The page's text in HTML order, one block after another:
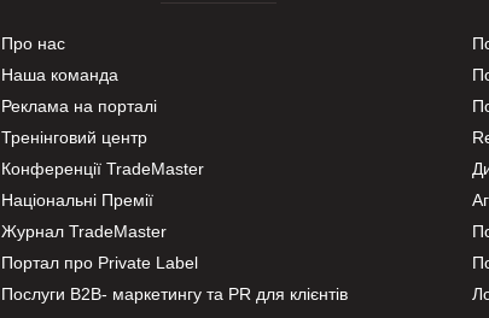
Про нас
Наша команда
Реклама на порталі
Тренінговий центр
Конференції TradeMaster
Національні Премії
Журнал TradeMaster
Портал про Private Label
Послуги В2В- маркетингу та PR для клієнтів